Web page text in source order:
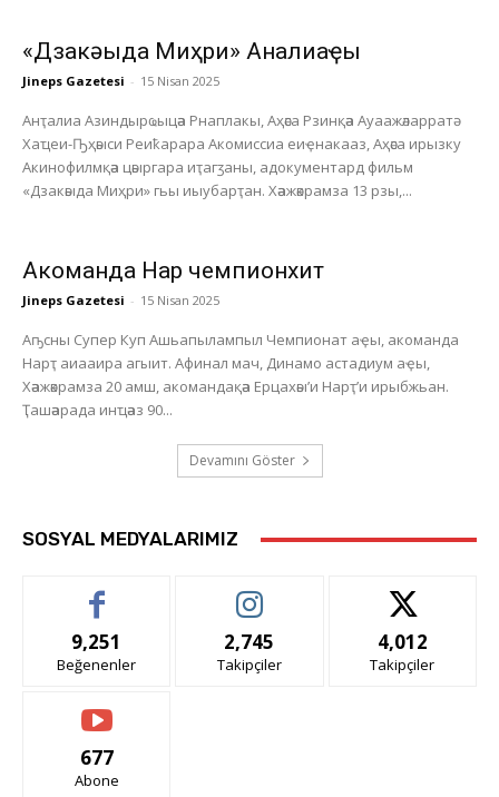
«Дзакәыда Миҳри» Анҭалиаҿы
Jineps Gazetesi - 15 Nisan 2025
Анҭалиа Азиндырҩыцәа Рнаплакы, Аҳәса Рзинқәа Ауаажәларратә
Хаҵеи-Ҧҳәыси Реиҟарара Акомиссиа еиҿнакааз, Аҳәса ирызку
Акинофилмқәа цәыргара иҭагӡаны, адокументард фильм
«Дзакәыда Миҳри» гьы иыубарҭан. Хәажәкрамза 13 рзы,...
Акоманда Нарҭ чемпионхит
Jineps Gazetesi - 15 Nisan 2025
Аҧсны Супер Куп Ашьапылампыл Чемпионат аҿы, акоманда
Нарҭ аиааира агыит. Афинал мач, Динамо астадиум аҿы,
Хәажәкрамза 20 амш, акомандақәа Ерцахәы’и Нарҭ’и ирыбжьан.
Ҭашәарада инҵәаз 90...
Devamını Göster
SOSYAL MEDYALARIMIZ
9,251
Beğenenler
2,745
Takipçiler
4,012
Takipçiler
677
Abone